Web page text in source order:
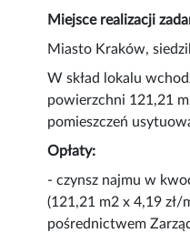
Miejsce realizacji
Miasto Kraków,
W skład lokalu
powierzchni 121,21
pomieszczeń
Opłaty:
- czynsz najmu w
(121,21 m2 x 4,19 zł/
pośrednictwem